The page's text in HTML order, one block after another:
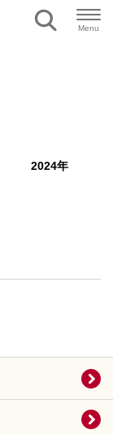
Menu
2024年